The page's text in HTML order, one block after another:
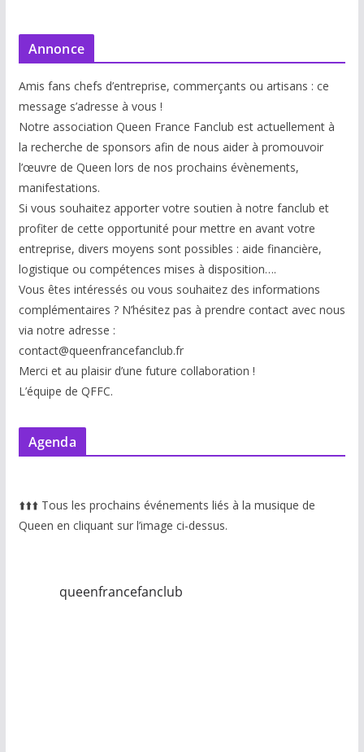
Annonce
Amis fans chefs d’entreprise, commerçants ou artisans : ce
message s’adresse à vous !
Notre association Queen France Fanclub est actuellement à
la recherche de sponsors afin de nous aider à promouvoir
l’œuvre de Queen lors de nos prochains évènements,
manifestations.
Si vous souhaitez apporter votre soutien à notre fanclub et
profiter de cette opportunité pour mettre en avant votre
entreprise, divers moyens sont possibles : aide financière,
logistique ou compétences mises à disposition….
Vous êtes intéressés ou vous souhaitez des informations
complémentaires ? N’hésitez pas à prendre contact avec nous
via notre adresse :
contact@queenfrancefanclub.fr
Merci et au plaisir d’une future collaboration !
L’équipe de QFFC.
Agenda
⬆️⬆️⬆️ Tous les prochains événements liés à la musique de
Queen en cliquant sur l’image ci-dessus.
queenfrancefanclub